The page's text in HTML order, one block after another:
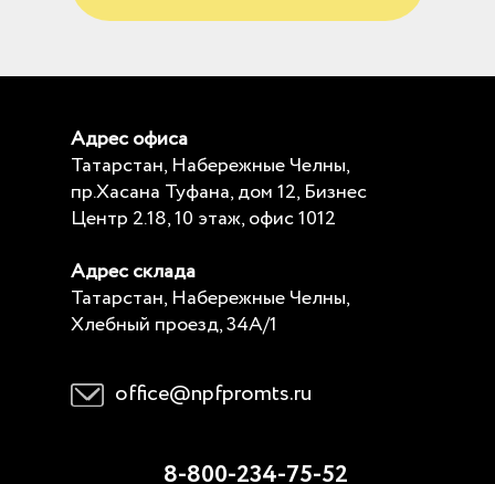
Адрес офиса
Татарстан, Набережные Челны,
пр.Хасана Туфана, дом 12, Бизнес
Центр 2.18, 10 этаж, офис 1012
Адрес склада
Татарстан, Набережные Челны,
Хлебный проезд, 34А/1
office@npfpromts.ru
8-800-234-75-52